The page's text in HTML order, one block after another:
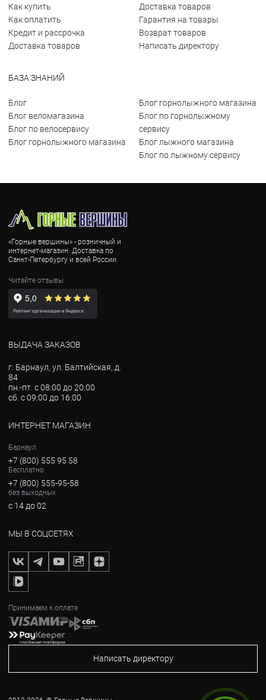
Как купить
Как оплатить
Кредит и рассрочка
Доставка товаров
Доставка товаров
Гарантия на товары
Возврат товаров
Написать директору
БАЗА ЗНАНИЙ
Блог
Блог веломагазина
Блог по велосервису
Блог горнолыжного магазина
Блог горнолыжного магазина
Блог по горнолыжному
сервису
Блог лыжного магазина
Блог по лыжному сервису
«Горные вершины» - розничный и
интернет-магазин. Доставка по
Санкт-Петербургу и всей России.
Читайте отзывы
ВЫДАЧА ЗАКАЗОВ
г. Барнаул, ул. Балтийская, д.
84
пн.-пт. с 08:00 до 20:00
сб. с 09:00 до 16:00
ИНТЕРНЕТ МАГАЗИН
Барнаул
+7 (800) 555 95 58
Бесплатно
+7 (800) 555-95-58
без выходных
с 14 до 02
МЫ В СОЦСЕТЯХ
Принимаем к оплате
Написать директору